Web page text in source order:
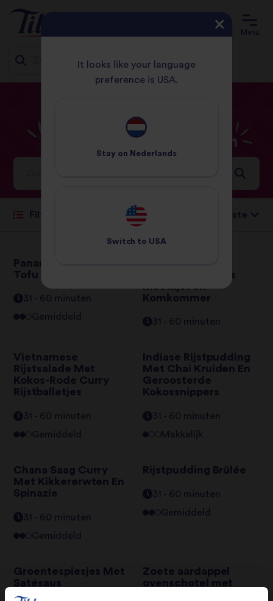
content
Menu
minuten Recepten
Ideeën en inspiratie voor een wereld vol smaken
Filteren Sorteren op:
Panang Curry Met
Tofu
31 - 60 minuten
Gemiddeld
Tandoori Spiesjes
Komkommer
31 - 60 minuten
Vietnamese
Rijstsalade Met
Kokos-Rode Curry
Rijstballetjes
31 - 60 minuten
Gemiddeld
Indiase Rijstpudding
Met Chai Kruiden En
Geroosterde
Kokossnippers
31 - 60 minuten
Makkelijk
Chana Saag Curry
Met Kikkererwten En
Spinazie
31 - 60 minuten
Gemiddeld
Rijstpudding Brûlée
31 - 60 minuten
Gemiddeld
Groentespiesjes Met
Satésaus
Zoete aardappel
ovenschotel met
It looks like your language
preference is USA.
Stay on Nederlands
Switch to USA